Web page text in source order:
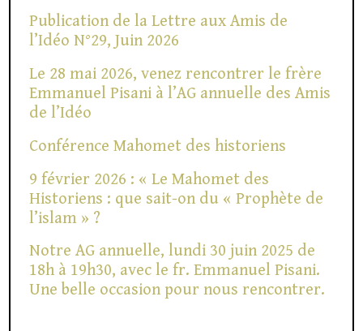
Publication de la Lettre aux Amis de
l’Idéo N°29, Juin 2026
Le 28 mai 2026, venez rencontrer le frère
Emmanuel Pisani à l’AG annuelle des Amis
de l’Idéo
Conférence Mahomet des historiens
9 février 2026 : « Le Mahomet des
Historiens : que sait-on du « Prophète de
l’islam » ?
Notre AG annuelle, lundi 30 juin 2025 de
18h à 19h30, avec le fr. Emmanuel Pisani.
Une belle occasion pour nous rencontrer.